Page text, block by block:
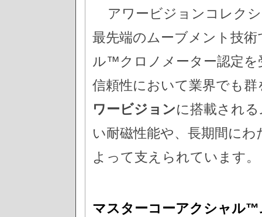
アワービジョンコレク
最先端のムーブメント技
ル™クロノメーター認定を
信頼性において業界でも
ワービジョンに搭載され
い耐磁性能や、長期間に
よって支えられています。
マスターコーアクシャル™